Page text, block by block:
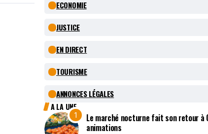
ECONOMIE
JUSTICE
EN DIRECT
TOURISME
ANNONCES LÉGALES
A LA UNE
Le marché nocturne fait son retour à
animations